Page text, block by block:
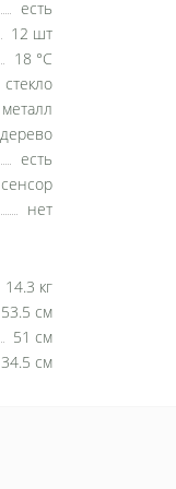
есть
12 шт
18 °C
стекло
металл
дерево
есть
сенсор
нет
14.3 кг
53.5 см
51 см
34.5 см